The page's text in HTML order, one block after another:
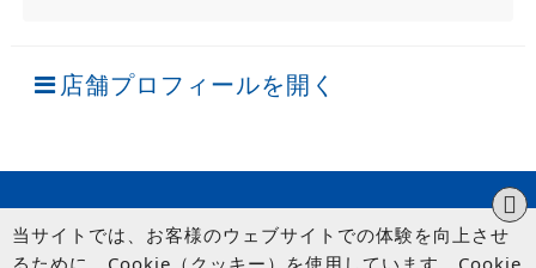
店舗プロフィールを開く
当サイトでは、お客様のウェブサイトでの体験を向上させ
るために、Cookie（クッキー）を使用しています。Cookie